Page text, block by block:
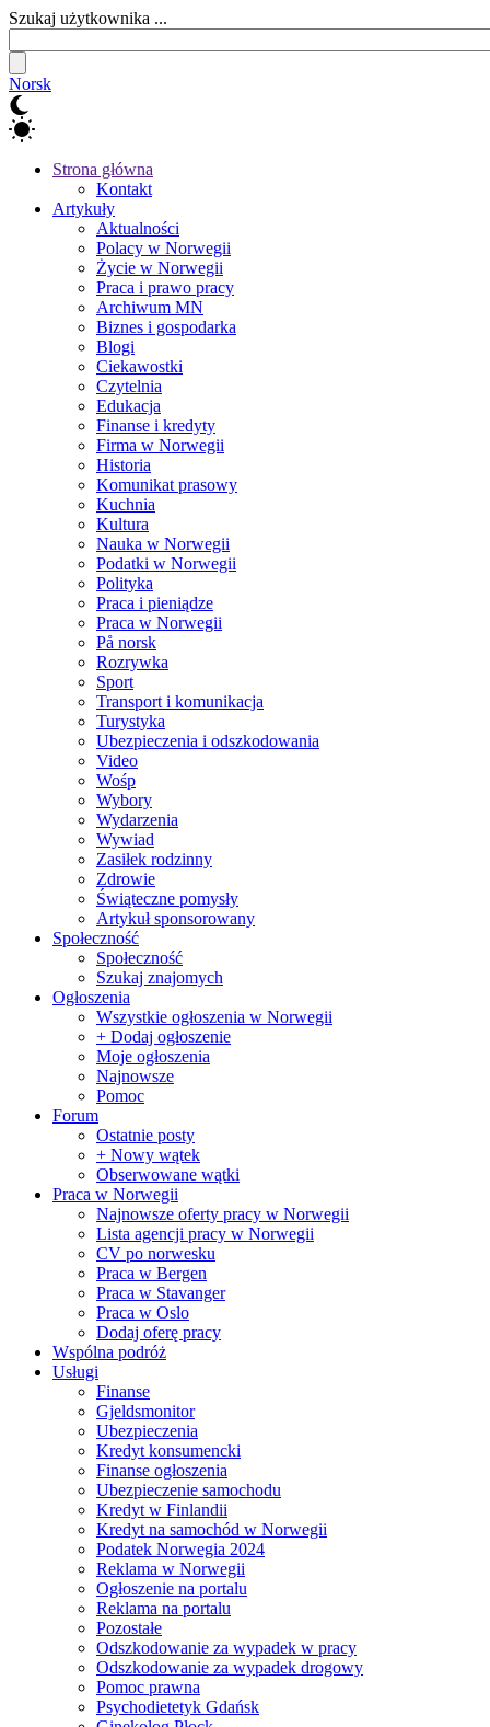
Szukaj użytkownika ...
Norsk
Strona główna
Kontakt
Artykuły
Aktualności
Polacy w Norwegii
Życie w Norwegii
Praca i prawo pracy
Archiwum MN
Biznes i gospodarka
Blogi
Ciekawostki
Czytelnia
Edukacja
Finanse i kredyty
Firma w Norwegii
Historia
Komunikat prasowy
Kuchnia
Kultura
Nauka w Norwegii
Podatki w Norwegii
Polityka
Praca i pieniądze
Praca w Norwegii
På norsk
Rozrywka
Sport
Transport i komunikacja
Turystyka
Ubezpieczenia i odszkodowania
Video
Wośp
Wybory
Wydarzenia
Wywiad
Zasiłek rodzinny
Zdrowie
Świąteczne pomysły
Artykuł sponsorowany
Społeczność
Społeczność
Szukaj znajomych
Ogłoszenia
Wszystkie ogłoszenia w Norwegii
+ Dodaj ogłoszenie
Moje ogłoszenia
Najnowsze
Pomoc
Forum
Ostatnie posty
+ Nowy wątek
Obserwowane wątki
Praca w Norwegii
Najnowsze oferty pracy w Norwegii
Lista agencji pracy w Norwegii
CV po norwesku
Praca w Bergen
Praca w Stavanger
Praca w Oslo
Dodaj oferę pracy
Wspólna podróż
Usługi
Finanse
Gjeldsmonitor
Ubezpieczenia
Kredyt konsumencki
Finanse ogłoszenia
Ubezpieczenie samochodu
Kredyt w Finlandii
Kredyt na samochód w Norwegii
Podatek Norwegia 2024
Reklama w Norwegii
Ogłoszenie na portalu
Reklama na portalu
Pozostałe
Odszkodowanie za wypadek w pracy
Odszkodowanie za wypadek drogowy
Pomoc prawna
Psychodietetyk Gdańsk